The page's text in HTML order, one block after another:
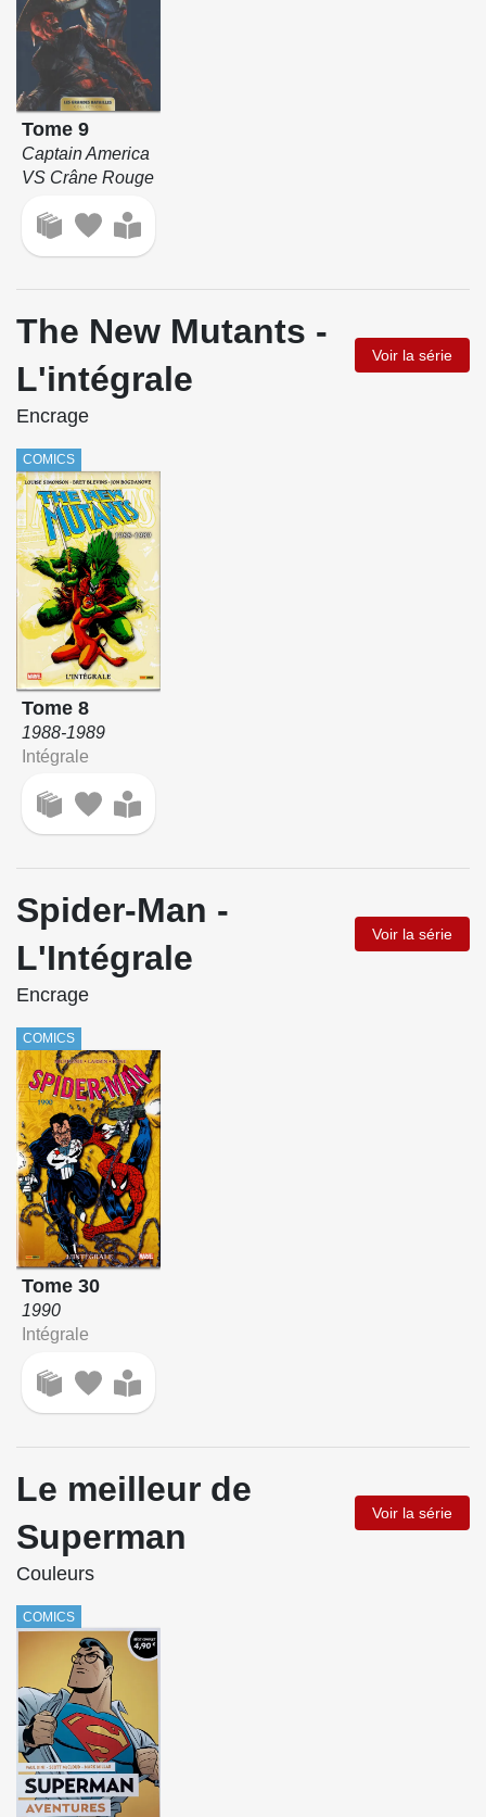
Tome 9
Captain America
VS Crâne Rouge
The New Mutants -
L'intégrale
Voir la série
Encrage
COMICS
Tome 8
1988-1989
Intégrale
Spider-Man -
L'Intégrale
Voir la série
Encrage
COMICS
Tome 30
1990
Intégrale
Le meilleur de
Superman
Voir la série
Couleurs
COMICS